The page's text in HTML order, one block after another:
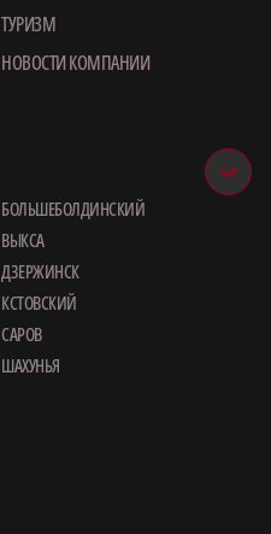
ТУРИЗМ
НОВОСТИ КОМПАНИИ
БОЛЬШЕБОЛДИНСКИЙ
ВЫКСА
ДЗЕРЖИНСК
КСТОВСКИЙ
САРОВ
ШАХУНЬЯ